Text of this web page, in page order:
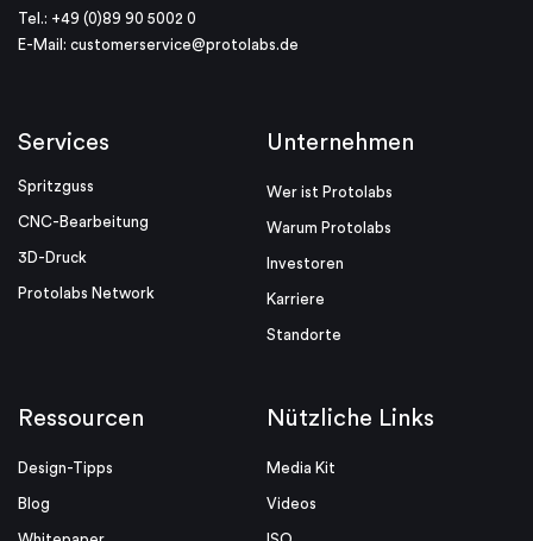
Tel.: +49 (0)89 90 5002 0
E-Mail: customerservice@protolabs.de
Services
Spritzguss
CNC-Bearbeitung
3D-Druck
Protolabs Network
Unternehmen
Wer ist Protolabs
Warum Protolabs
Investoren
Karriere
Standorte
Ressourcen
Design-Tipps
Blog
Nützliche Links
Media Kit
Videos